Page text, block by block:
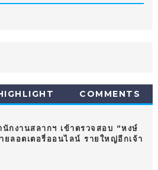
COMMENTS
นักงานสลากฯ เข้าตรวจสอบ “หงษ์
ยลอตเตอรี่ออนไลน์ รายใหญ่อีกเจ้า